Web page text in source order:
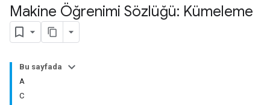
Makine Öğrenimi Sözlüğü: Kümeleme
Bu sayfada
A
C